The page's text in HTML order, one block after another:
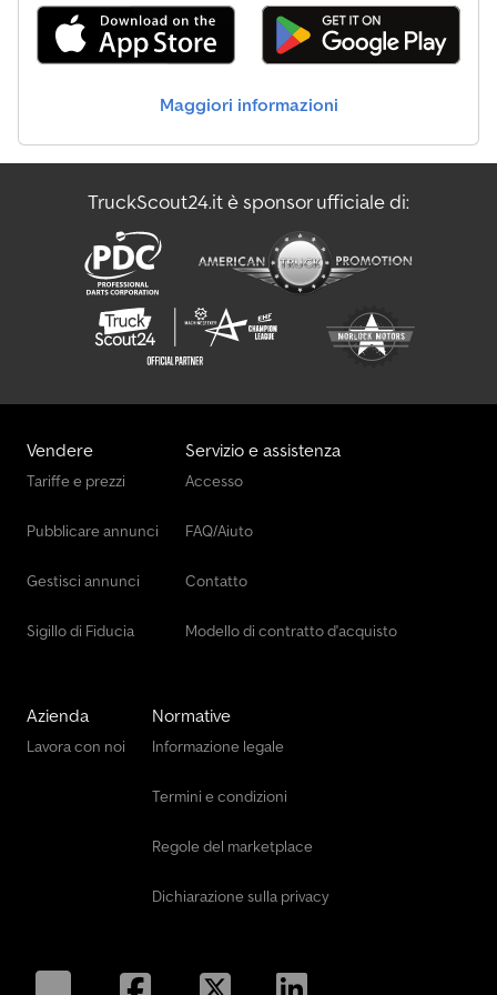
Maggiori informazioni
TruckScout24.it è sponsor ufficiale di:
Vendere
Tariffe e prezzi
Pubblicare annunci
Gestisci annunci
Sigillo di Fiducia
Servizio e assistenza
Accesso
FAQ/Aiuto
Contatto
Modello di contratto d'acquisto
Azienda
Lavora con noi
Normative
Informazione legale
Termini e condizioni
Regole del marketplace
Dichiarazione sulla privacy